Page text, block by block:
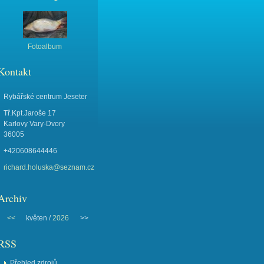
Fotoalbum
Rybářské centrum Jeseter
Tř.Kpt.Jaroše 17
Karlovy Vary-Dvory
36005
+420608644446
richard.holuska@seznam.cz
<< květen /2026 >>